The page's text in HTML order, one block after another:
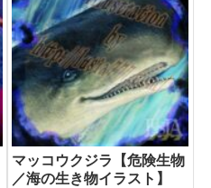
マッコウクジラ【危険生物
／海の生き物イラスト】